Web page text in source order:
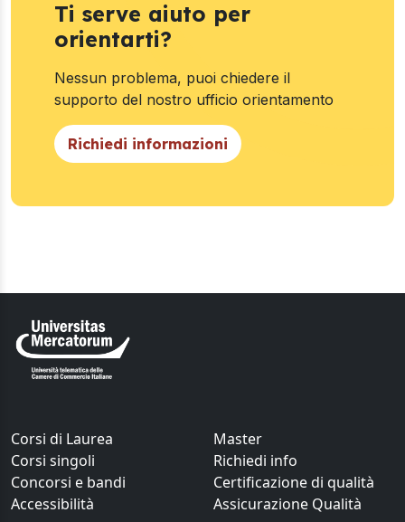
Ti serve aiuto per
orientarti?
Nessun problema, puoi chiedere il
supporto del nostro ufficio orientamento
Richiedi informazioni
Corsi di Laurea
Master
Corsi singoli
Richiedi info
Concorsi e bandi
Certificazione di qualità
Accessibilità
Assicurazione Qualità